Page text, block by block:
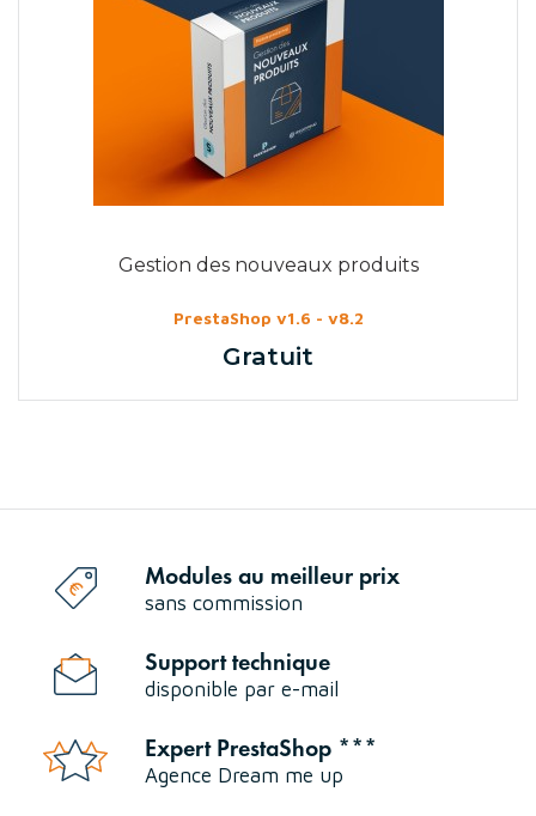
Gestion des nouveaux produits
PrestaShop v1.6 - v8.2
Prix
Gratuit
Modules au meilleur prix
sans commission
Support technique
disponible par e-mail
Expert PrestaShop ***
Agence Dream me up